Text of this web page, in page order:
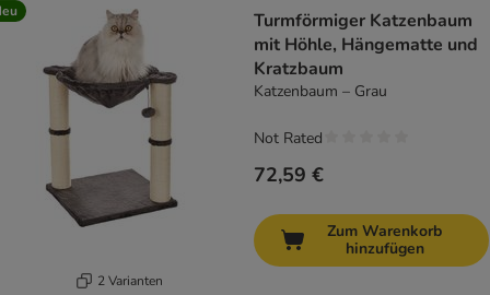
2 Varianten
Turmförmiger Katzenbaum
mit Höhle, Hängematte und
Kratzbaum
Katzenbaum – Grau
72,59 €
Not Rated
Zum Warenkorb
hinzufügen